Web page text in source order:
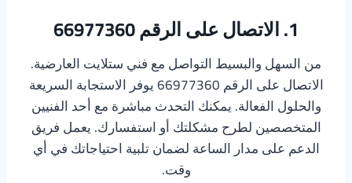
1. الاتصال على الرقم 66977360
من السهل والبسيط التواصل مع فني ستلايت العارضية.
الاتصال على الرقم 66977360 يوفر الاستجابة السريعة
والحلول الفعالة. يمكنك التحدث مباشرة مع أحد الفنيين
المتخصصين لطرح مشكلتك أو استفسارك. يعمل فريق
الدعم على مدار الساعة لضمان تلبية احتياجاتك في أي
وقت.